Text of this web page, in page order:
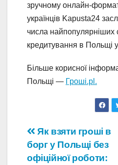
зручному онлайн-
українців Kapusta24
числа найпопулярніших
кредитування в Польщі
Більше корисної
Польщі — Гроші.pl.
Навігація
записів
Як взяти гроші в
борг у Польщі без
офіційної роботи: